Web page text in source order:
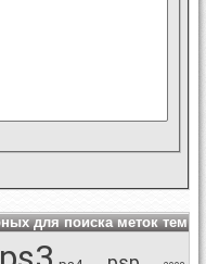
для поиска меток тем